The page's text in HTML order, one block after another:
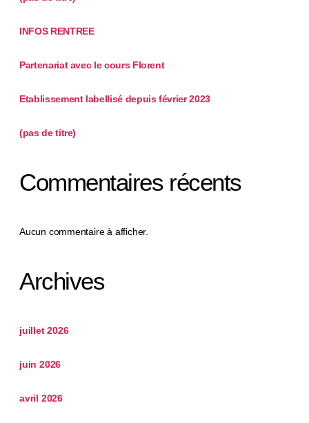
INFOS RENTREE
Partenariat avec le cours Florent
Etablissement labellisé depuis février 2023
(pas de titre)
Commentaires récents
Aucun commentaire à afficher.
Archives
juillet 2026
juin 2026
avril 2026